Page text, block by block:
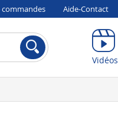
commandes Aide-Contact
Vidéos
Compte